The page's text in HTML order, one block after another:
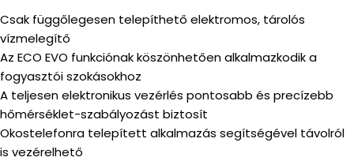
Csak függőlegesen telepíthető elektromos, tárolós
vízmelegítő
Az ECO EVO funkciónak köszönhetően alkalmazkodik a
fogyasztói szokásokhoz
A teljesen elektronikus vezérlés pontosabb és precízebb
hőmérséklet-szabályozást biztosít
Okostelefonra telepített alkalmazás segítségével távolról
is vezérelhető